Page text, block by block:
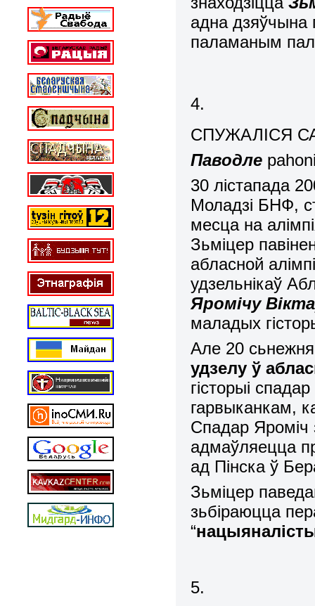
адна дзяўчына
паламаным
4.
СПУЖАЛІСЯ
Паводле
30 лістапада
Моладзі БНФ,
месца на
Зьміцер
абласной
удзельнікаў
Яромічу
маладых
Але 20
удзелу ў
гісторыі
гарвыканкам,
Спадар Яроміч
адмаўляецца
ад Пінска ў
Зьміцер
зьбіраюцца
“
5.